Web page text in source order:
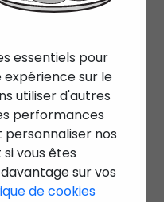
essentiels pour
sur le
utiliser d'autres
performances
nos
vous êtes
sur vos
de cookies